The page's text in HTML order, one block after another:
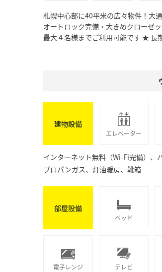
札幌中心部に40平米の広々物件！大
オートロック完備・大きめクローゼ
最大４名様までご利用可能です ★ 長
建物設備
エレベーター
インターネット無料（Wi-Fi完備）、
プロパンガス、灯油暖房、靴箱
部屋設備
ベッド
電子レンジ テレビ